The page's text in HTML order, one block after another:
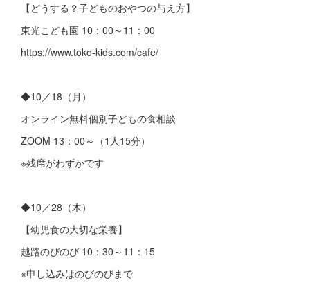
【どうする？子どものおやつの与え方】
東光こども園 10：00～11：00
https://www.toko-kids.com/cafe/
◆10／18（月）
オンライン無料個別子どもの食相談
ZOOM 13：00～（1人15分）
※残席がわずかです
◆10／28（木）
【幼児食の大切な栄養】
越路のびのび 10：30～11：15
※申し込みはのびのびまで